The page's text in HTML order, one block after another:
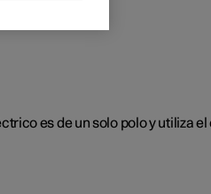
es de un solo polo y utiliza el